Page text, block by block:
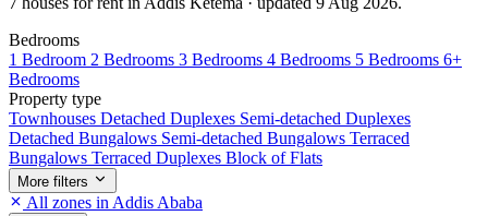
Bedrooms
1 Bedroom 2 Bedrooms 3 Bedrooms 4 Bedrooms 5 Bedrooms 6+
Bedrooms
Property type
Townhouses Detached Duplexes Semi-detached Duplexes
Detached Bungalows Semi-detached Bungalows Terraced
Bungalows Terraced Duplexes Block of Flats
More filters
All zones in Addis Ababa